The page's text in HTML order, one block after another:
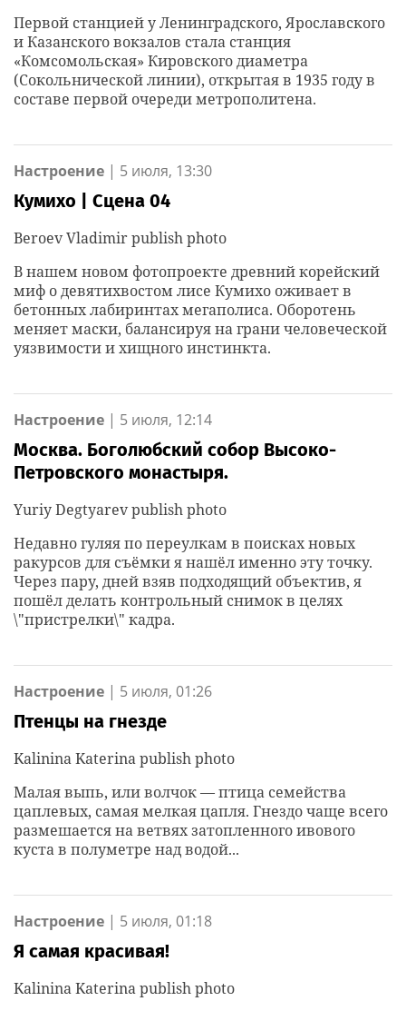
Первой станцией у Ленинградского, Ярославского
и Казанского вокзалов стала станция
«Комсомольская» Кировского диаметра
(Сокольнической линии), открытая в 1935 году в
составе первой очереди метрополитена.
Настроение | 5 июля, 13:30
Кумихо | Сцена 04
Beroev Vladimir publish photo
В нашем новом фотопроекте древний корейский
миф о девятихвостом лисе Кумихо оживает в
бетонных лабиринтах мегаполиса. Оборотень
меняет маски, балансируя на грани человеческой
уязвимости и хищного инстинкта.
Настроение | 5 июля, 12:14
Москва. Боголюбский собор Высоко-
Петровского монастыря.
Yuriy Degtyarev publish photo
Недавно гуляя по переулкам в поисках новых
ракурсов для съёмки я нашёл именно эту точку.
Через пару, дней взяв подходящий объектив, я
пошёл делать контрольный снимок в целях
\"пристрелки\" кадра.
Настроение | 5 июля, 01:26
Птенцы на гнезде
Kalinina Katerina publish photo
Малая выпь, или волчок — птица семейства
цаплевых, самая мелкая цапля. Гнездо чаще всего
размешается на ветвях затопленного ивового
куста в полуметре над водой...
Настроение | 5 июля, 01:18
Я самая красивая!
Kalinina Katerina publish photo